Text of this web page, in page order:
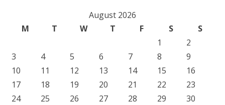
August 2026
M
T W T F S
S
1
2
3
4 5 6 7 8
9
10
11 12 13 14 15
16
17
18 19 20 21 22
23
24
25 26 27 28 29 30